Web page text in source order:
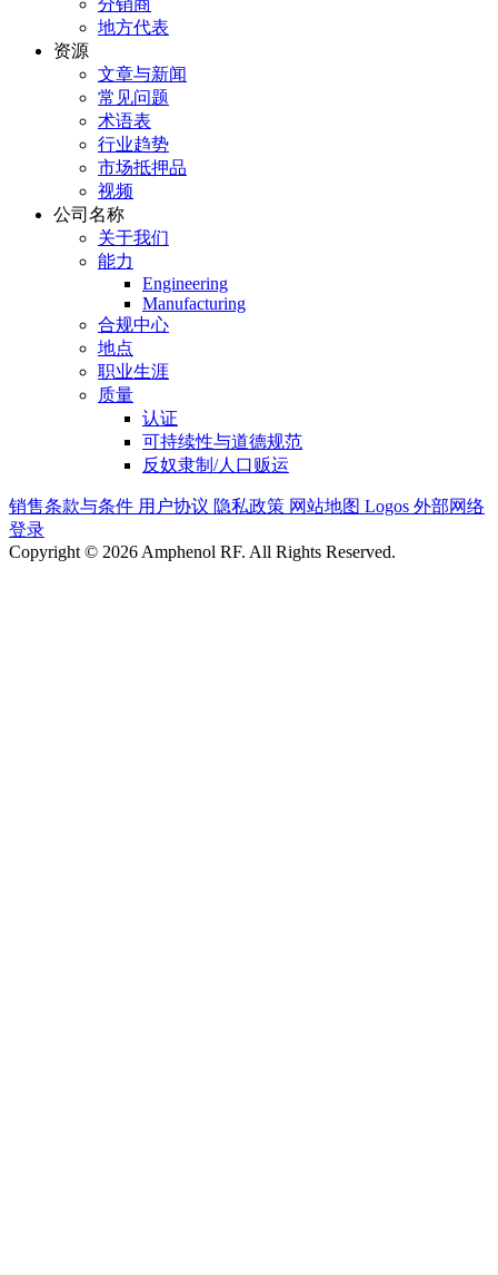
分销商
地方代表
资源
文章与新闻
常见问题
术语表
行业趋势
市场抵押品
视频
公司名称
关于我们
能力
Engineering
Manufacturing
合规中心
地点
职业生涯
质量
认证
可持续性与道德规范
反奴隶制/人口贩运
销售条款与条件 用户协议 隐私政策 网站地图 Logos 外部网络
登录
Copyright © 2026 Amphenol RF. All Rights Reserved.